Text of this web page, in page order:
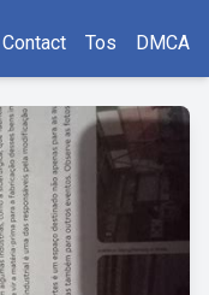
Contact Tos DMCA